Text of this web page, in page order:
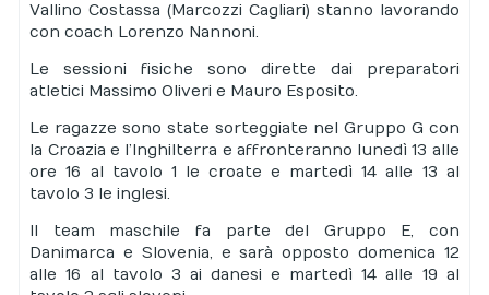
Vallino Costassa (Marcozzi Cagliari) stanno lavorando
con coach Lorenzo Nannoni.
Le sessioni fisiche sono dirette dai preparatori
atletici Massimo Oliveri e Mauro Esposito.
Le ragazze sono state sorteggiate nel Gruppo G con
la Croazia e l’Inghilterra e affronteranno lunedì 13 alle
ore 16 al tavolo 1 le croate e martedì 14 alle 13 al
tavolo 3 le inglesi.
Il team maschile fa parte del Gruppo E, con
Danimarca e Slovenia, e sarà opposto domenica 12
alle 16 al tavolo 3 ai danesi e martedì 14 alle 19 al